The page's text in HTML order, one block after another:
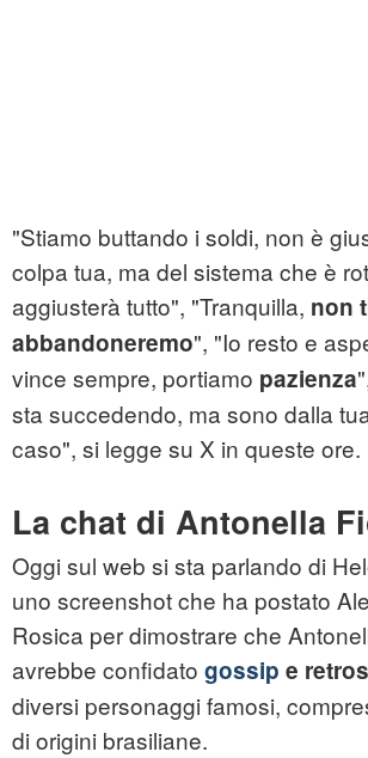
"Stiamo buttando i soldi, non è
colpa tua, ma del sistema che è
aggiusterà tutto", "Tranquilla, non
abbandoneremo", "Io resto e
vince sempre, portiamo pazienza
sta succedendo, ma sono dalla
caso", si legge su X in queste ore.
La chat di Antonella
Oggi sul web si sta parlando di
uno screenshot che ha postato
Rosica per dimostrare che
avrebbe confidato gossip e
diversi personaggi famosi,
di origini brasiliane.